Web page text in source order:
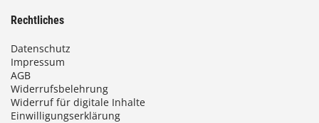
Rechtliches
Datenschutz
Impressum
AGB
Widerrufsbelehrung
Widerruf für digitale Inhalte
Einwilligungserklärung